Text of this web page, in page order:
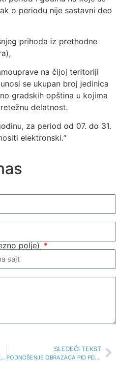
o periodu nije sastavni deo
prihoda iz prethodne
na čijoj teritoriji
se ukupan broj jedinica
gradskih opština u kojima
delatnost.
za period od 07. do 31.
elektronski.“
polje)
NBS: Manje falsifikovanog novca za 35%
SLEDEĆI TEKST
PODNOŠENJE OBRAZACA PID PDV ZA PRETEŽNE IZVOZNIKE U 2020 god.